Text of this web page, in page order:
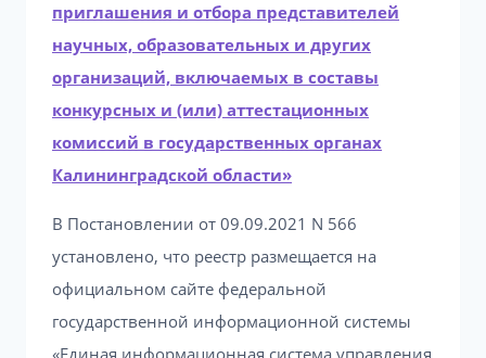
приглашения и отбора представителей
научных, образовательных и других
организаций, включаемых в составы
конкурсных и (или) аттестационных
комиссий в государственных органах
Калининградской области»
В Постановлении от 09.09.2021 N 566
установлено, что реестр размещается на
официальном сайте федеральной
государственной информационной системы
«Единая информационная система управления